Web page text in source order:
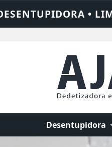
HORAS • CHAME
Desentupidora